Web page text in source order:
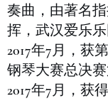
奏曲，由著名
挥，武汉爱乐
2017年7月，获
钢琴大赛总决
2017年7月，获